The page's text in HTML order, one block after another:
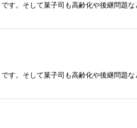
す。そして菓子司も高齢化や後継問題
す。そして菓子司も高齢化や後継問題